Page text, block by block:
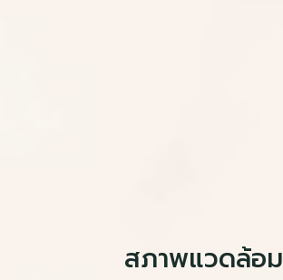
สภาพแวดล้อม